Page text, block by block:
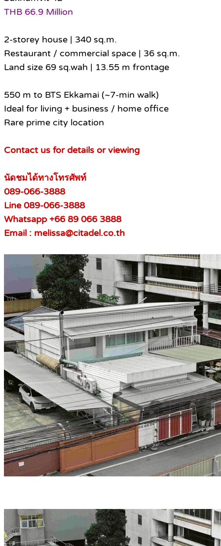
THB 66.9 Million
2-storey house | 340 sq.m.
Restaurant / commercial space | 36 sq.m.
Land size 69 sq.wah | 13.55 m frontage
550 m to BTS Ekkamai (~7-min walk)
Ideal for living + business / home office
Rare prime city location
Contact us for details or viewing
นัดชมได้ทางโทรศัพท์
089-066-3888
Line 089-066-3888
Whatsapp +66 89 066 3888
Email : melissa@citadel.co.th